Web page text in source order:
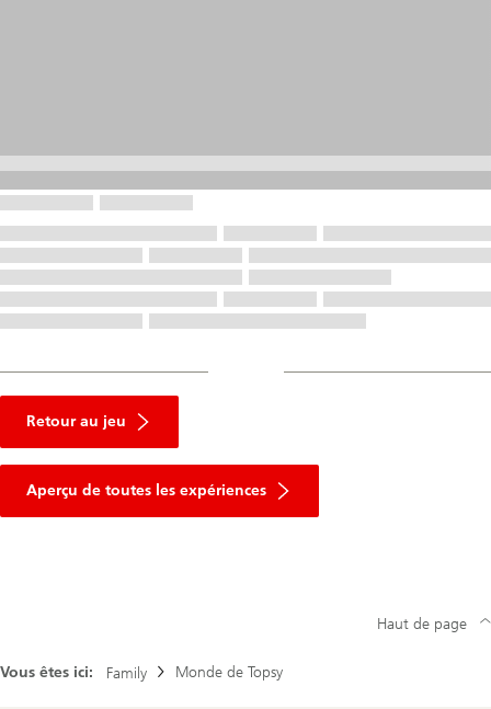
Retour au jeu
Aperçu de toutes les expériences
Vous êtes ici: Family Monde de Topsy
Haut de page